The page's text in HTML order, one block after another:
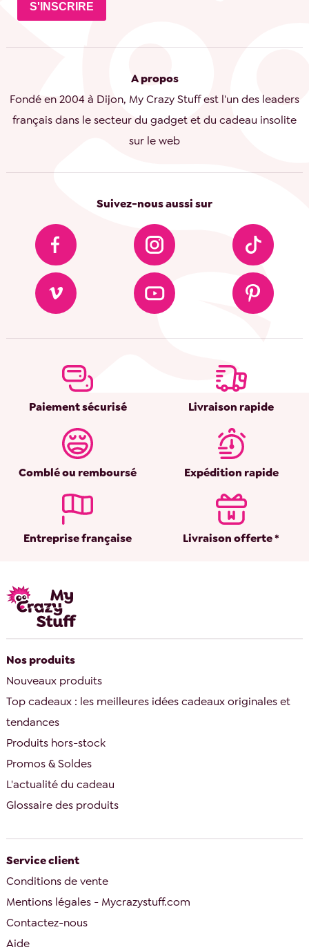
S'INSCRIRE
A propos
Fondé en 2004 à Dijon, My Crazy Stuff est l'un des leaders
français dans le secteur du gadget et du cadeau insolite
sur le web
Suivez-nous aussi sur
Paiement sécurisé Livraison rapide
Comblé ou remboursé Expédition rapide
Entreprise française Livraison offerte *
Nos produits
Nouveaux produits
Top cadeaux : les meilleures idées cadeaux originales et
tendances
Produits hors-stock
Promos & Soldes
L'actualité du cadeau
Glossaire des produits
Service client
Conditions de vente
Mentions légales - Mycrazystuff.com
Contactez-nous
Aide